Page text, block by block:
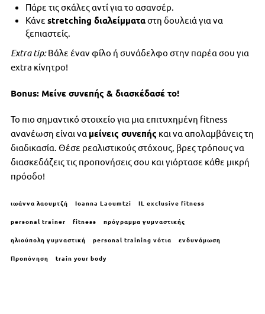
Πάρε τις σκάλες αντί για το ασανσέρ.
Κάνε stretching διαλείμματαστη δουλειά για να
ξεπιαστείς.
Extra tip:Βάλε έναν φίλο ή συνάδελφο στην παρέα σου για
extra κίνητρο!
Bonus: Μείνε συνεπής & διασκέδασέ το!
Το πιο σημαντικό στοιχείο για μια επιτυχημένη fitness
ανανέωση είναι να μείνεις συνεπής και να απολαμβάνεις τη
διαδικασία. Θέσε ρεαλιστικούς στόχους, βρες τρόπους να
διασκεδάζεις τις προπονήσεις σου και γιόρτασε κάθε μικρή
πρόοδο!
ιωάννα λαουμτζή Ioanna Laoumtzi IL exclusive fitness
personal trainer fitness πρόγραμμα γυμναστικής
ηλιούπολη γυμναστική personal training νότια ενδυνάμωση
Προπόνηση train your body